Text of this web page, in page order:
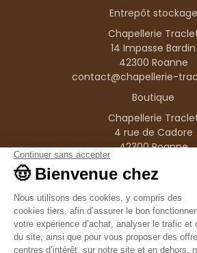
Entrepôt stockage
Chapellerie
14 Impasse Bardin
42300 Roanne
contact@chapellerie-
Boutique
Chapellerie
4 rue de Cadore
42300 Roanne
Produits
Nos marques